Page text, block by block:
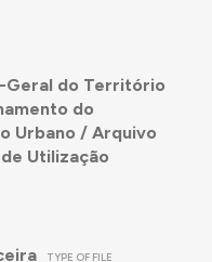
Geral do Território
do
Urbano / Arquivo
Utilização
TYPE OF FILE